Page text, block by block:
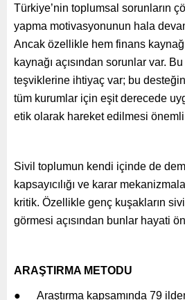
Türkiye’nin toplumsal sorunların
yapma motivasyonunun hala
Ancak özellikle hem finans
kaynağı açısından sorunlar var.
teşviklerine ihtiyaç var; bu
tüm kurumlar için eşit derecede
etik olarak hareket edilmesi
Sivil toplumun kendi içinde de
kapsayıcılığı ve karar
kritik. Özellikle genç kuşakların
görmesi açısından bunlar hayati
ARAŞTIRMA METODU
● Araştırma kapsamında 79 ilden